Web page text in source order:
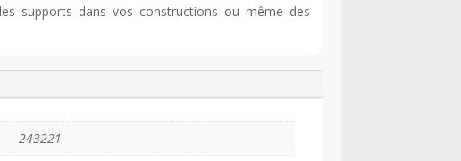
supports dans vos constructions ou même des
243221